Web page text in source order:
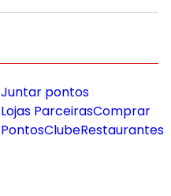
Juntar pontos
Lojas ParceirasComprar
PontosClubeRestaurantes